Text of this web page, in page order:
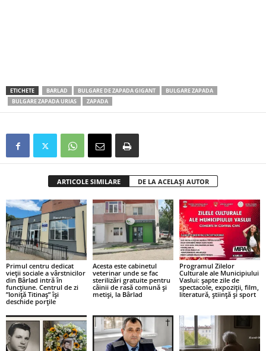
ETICHETE BARLAD BULGARE DE ZAPADA GIGANT
BULGARE ZAPADA
BULGARE ZAPADA URIAS
ZAPADA
ARTICOLE SIMILARE DE LA ACELAȘI AUTOR
Primul centru dedicat
vieții sociale a vârstnicilor
din Bârlad intră în
funcțiune. Centrul de zi
”Ioniță Titinaș” își
deschide porțile
Acesta este cabinetul
veterinar unde se fac
sterilizări gratuite pentru
câinii de rasă comună și
metiși, la Bârlad
Programul Zilelor
Culturale ale Municipiului
Vaslui: șapte zile de
spectacole, expoziții, film,
literatură, știință și sport